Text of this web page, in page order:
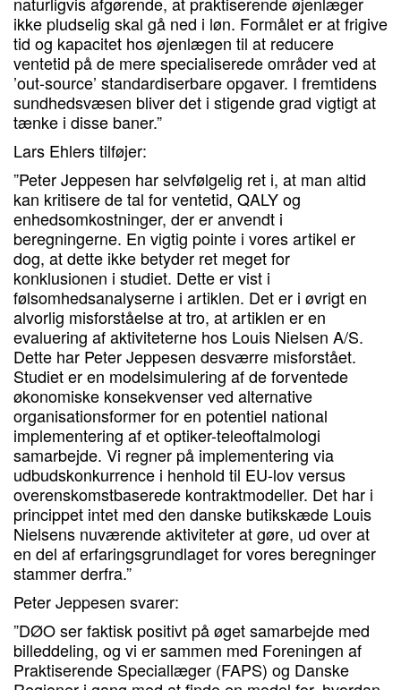
ikke pludselig skal gå ned i løn. Formålet er at frigive
tid og kapacitet hos øjenlægen til at reducere
ventetid på de mere specialiserede områder ved at
’out-source’ standardiserbare opgaver. I fremtidens
sundhedsvæsen bliver det i stigende grad vigtigt at
tænke i disse baner.”
Lars Ehlers tilføjer:
”Peter Jeppesen har selvfølgelig ret i, at man altid
kan kritisere de tal for ventetid, QALY og
enhedsomkostninger, der er anvendt i
beregningerne. En vigtig pointe i vores artikel er
dog, at dette ikke betyder ret meget for
konklusionen i studiet. Dette er vist i
følsomhedsanalyserne i artiklen. Det er i øvrigt en
alvorlig misforståelse at tro, at artiklen er en
evaluering af aktiviteterne hos Louis Nielsen A/S.
Dette har Peter Jeppesen desværre misforstået.
Studiet er en modelsimulering af de forventede
økonomiske konsekvenser ved alternative
organisationsformer for en potentiel national
implementering af et optiker-teleoftalmologi
samarbejde. Vi regner på implementering via
udbudskonkurrence i henhold til EU-lov versus
overenskomstbaserede kontraktmodeller. Det har i
princippet intet med den danske butikskæde Louis
Nielsens nuværende aktiviteter at gøre, ud over at
en del af erfaringsgrundlaget for vores beregninger
stammer derfra.”
Peter Jeppesen svarer:
”DØO ser faktisk positivt på øget samarbejde med
billeddeling, og vi er sammen med Foreningen af
Praktiserende Speciallæger (FAPS) og Danske